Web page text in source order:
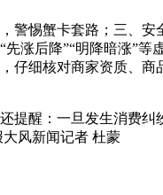
警惕蟹卡套路；三、
涨后降”“明降暗涨”
仔细核对商家资质、
提醒：一旦发生消费
风新闻记者 杜蒙